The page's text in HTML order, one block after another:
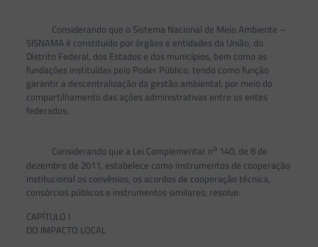
Considerando que o Sistema Nacional de Meio Ambiente –
SISNAMA é constituído por órgãos e entidades da União, do
Distrito Federal, dos Estados e dos municípios, bem como as
fundações instituídas pelo Poder Público, tendo como função
garantir a descentralização da gestão ambiental, por meio do
compartilhamento das ações administrativas entre os entes
federados;
Considerando que a Lei Complementar no 140, de 8 de
dezembro de 2011, estabelece como instrumentos de cooperação
institucional os convênios, os acordos de cooperação técnica,
consórcios públicos e instrumentos similares; resolve:
CAPÍTULO I
DO IMPACTO LOCAL